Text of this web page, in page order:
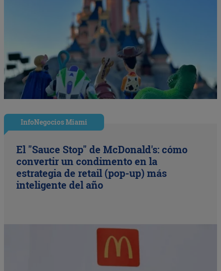
InfoNegocios Miami
El "Sauce Stop" de McDonald's: cómo
convertir un condimento en la
estrategia de retail (pop-up) más
inteligente del año